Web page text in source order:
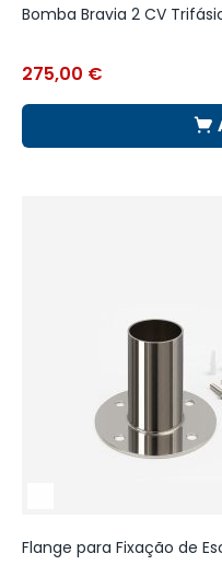
Bomba Bravia 2 CV
275,00 €
Flange para Fixação de